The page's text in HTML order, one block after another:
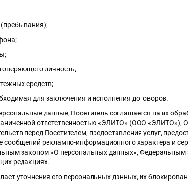
(пребывания);
личность;
средств;
для заключения и исполнения договоров.
данные, Посетитель соглашается на их
ответственностью «ЭЛИТО» (ООО «ЭЛИТО»),
перед Посетителем, предоставления услуг,
сообщений рекламно-информационного характера и
законом «О персональных данных»,
редакциях.
уточнения его персональных данных, их